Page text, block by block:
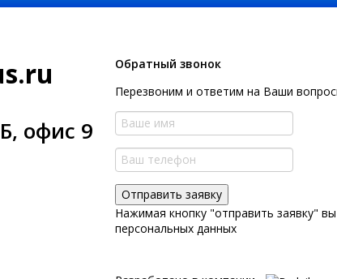
офис 9
Обратный звонок
Перезвоним и ответим на Ваши
Нажимая кнопку "отправить заявку"
персональных данных